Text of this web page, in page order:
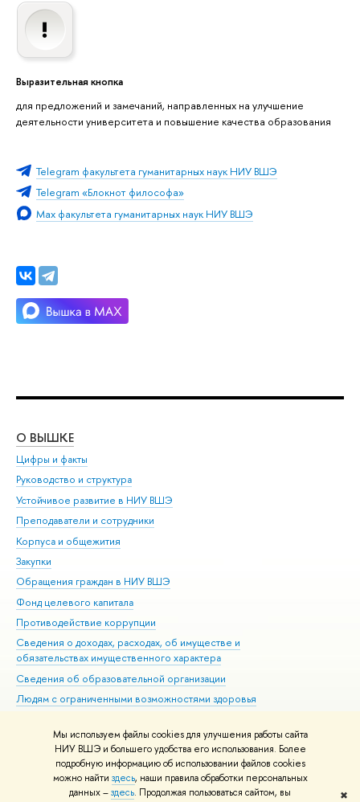
Мы используем файлы cookies для улучшения работы сайта
НИУ ВШЭ и большего удобства его использования. Более
подробную информацию об использовании файлов cookies
можно найти здесь, наши правила обработки персональных
данных –здесь. Продолжая пользоваться сайтом, вы
✖
Выразительная кнопка
для предложений и замечаний, направленных на улучшение
деятельности университета и повышение качества образования
Telegram факультета гуманитарных наук НИУ ВШЭ
Telegram «Блокнот философа»
Max факультета гуманитарных наук НИУ ВШЭ
О ВЫШКЕ
Цифры и факты
Руководство и структура
Устойчивое развитие в НИУ ВШЭ
Преподаватели и сотрудники
Корпуса и общежития
Закупки
Обращения граждан в НИУ ВШЭ
Фонд целевого капитала
Противодействие коррупции
Сведения о доходах, расходах, об имуществе и
обязательствах имущественного характера
Сведения об образовательной организации
Людям с ограниченными возможностями здоровья
Работа в Вышке